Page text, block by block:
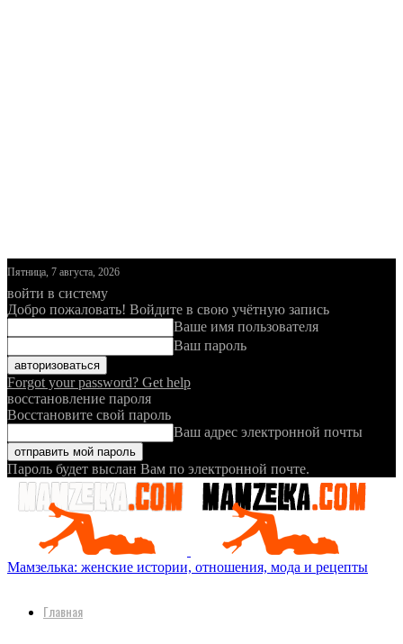
Пятница, 7 августа, 2026
войти в систему
Добро пожаловать! Войдите в свою учётную запись
Ваше имя пользователя
Ваш пароль
Forgot your password? Get help
восстановление пароля
Восстановите свой пароль
Ваш адрес электронной почты
Пароль будет выслан Вам по электронной почте.
Мамзелька: женские истории, отношения, мода и рецепты
Главная